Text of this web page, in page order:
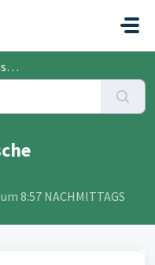
8:57 NACHMITTAGS